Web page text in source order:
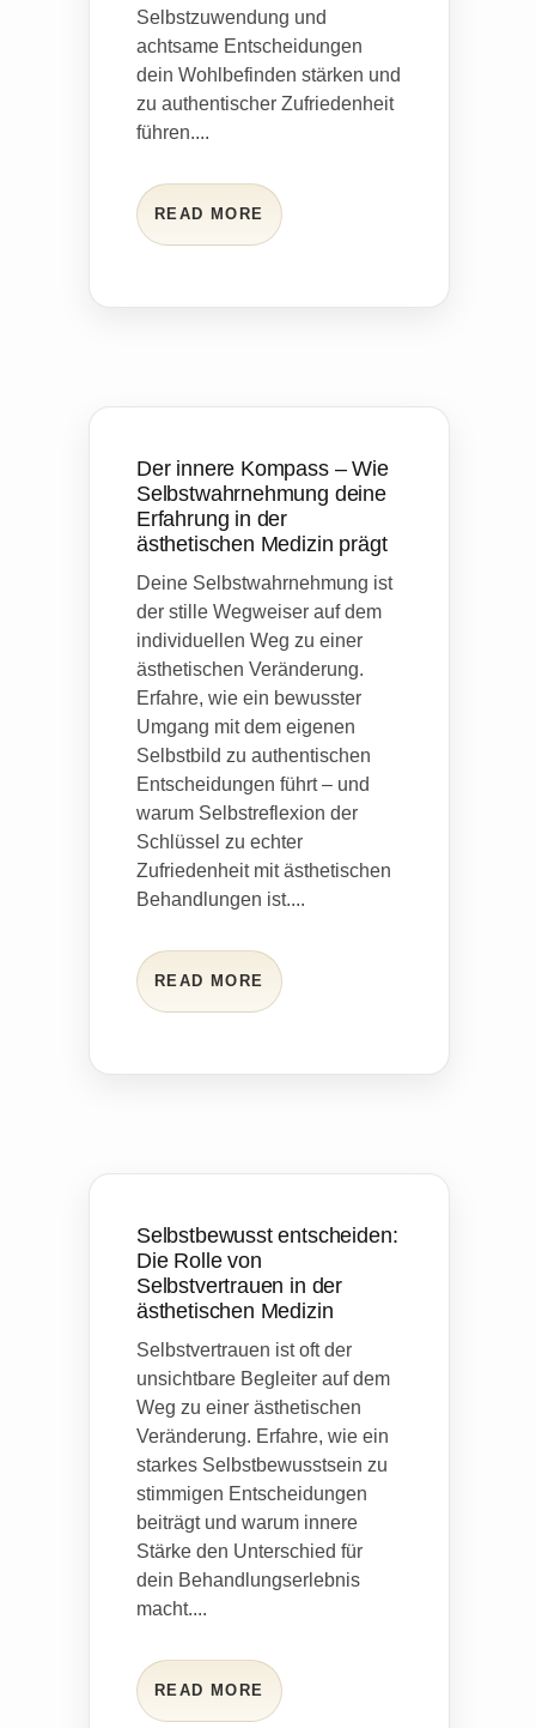
Selbstzuwendung und
achtsame Entscheidungen
dein Wohlbefinden stärken und
zu authentischer Zufriedenheit
führen....
READ MORE
Der innere Kompass – Wie
Selbstwahrnehmung deine
Erfahrung in der
ästhetischen Medizin prägt
Deine Selbstwahrnehmung ist
der stille Wegweiser auf dem
individuellen Weg zu einer
ästhetischen Veränderung.
Erfahre, wie ein bewusster
Umgang mit dem eigenen
Selbstbild zu authentischen
Entscheidungen führt – und
warum Selbstreflexion der
Schlüssel zu echter
Zufriedenheit mit ästhetischen
Behandlungen ist....
READ MORE
Selbstbewusst entscheiden:
Die Rolle von
Selbstvertrauen in der
ästhetischen Medizin
Selbstvertrauen ist oft der
unsichtbare Begleiter auf dem
Weg zu einer ästhetischen
Veränderung. Erfahre, wie ein
starkes Selbstbewusstsein zu
stimmigen Entscheidungen
beiträgt und warum innere
Stärke den Unterschied für
dein Behandlungserlebnis
macht....
READ MORE